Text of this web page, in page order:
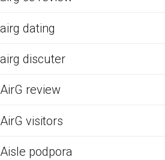
airg dating
airg discuter
AirG review
AirG visitors
Aisle podpora